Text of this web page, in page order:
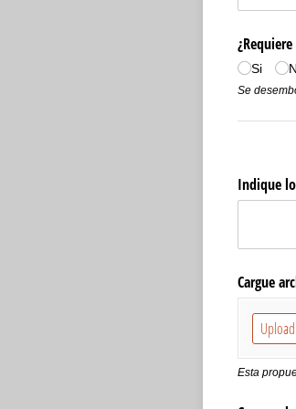
Si
Se
Indique
Cargue
Upload
Esta